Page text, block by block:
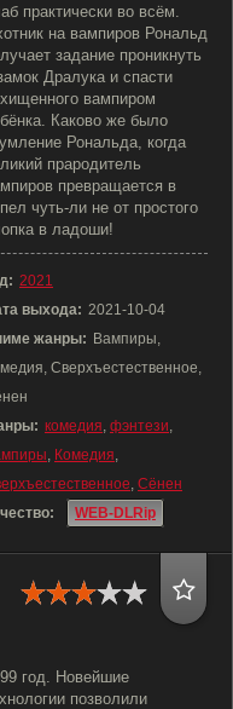
практически во всём.
на вампиров Рональд
задание проникнуть
Дралука и спасти
вампиром
Каково же было
Рональда, когда
прародитель
превращается в
чуть-ли не от простого
в ладоши!
2021
выхода: 2021-10-04
жанры: Вампиры,
Сверхъестественное,
комедия, фэнтези,
, Комедия,
, Сёнен
WEB-DLRip
год. Новейшие
позволили